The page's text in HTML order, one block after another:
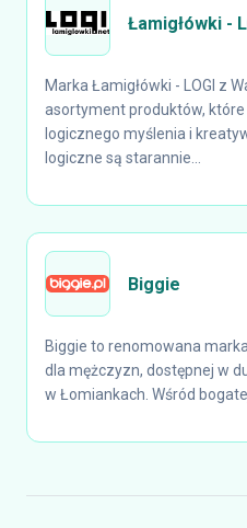
Łamigłówki -
Marka Łamigłówki - LOGI z
asortyment produktów,
logicznego myślenia i
logiczne są starannie...
Biggie
Biggie to renomowana
dla mężczyzn, dostępnej w
w Łomiankach. Wśród